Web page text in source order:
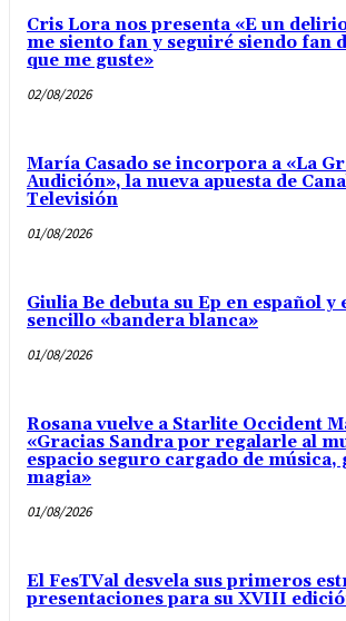
Cris Lora nos presenta «E un
me siento fan y seguiré siendo fan
que me guste»
02/08/2026
María Casado se incorpora a «La
Audición», la nueva apuesta de
Televisión
01/08/2026
Giulia Be debuta su Ep en español y
sencillo «bandera blanca»
01/08/2026
Rosana vuelve a Starlite Occident
«Gracias Sandra por regalarle al
espacio seguro cargado de música,
magia»
01/08/2026
El FesTVal desvela sus primeros
presentaciones para su XVIII